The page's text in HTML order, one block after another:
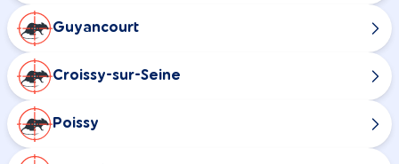
Guyancourt
Croissy-sur-Seine
Poissy